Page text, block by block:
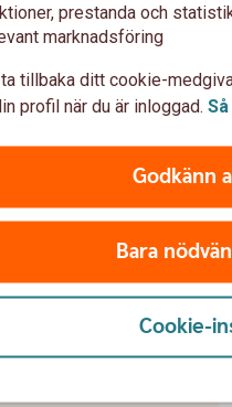
Eget företag
Är du på väg att
avveckla ditt
du att du får tid att
pensionen?
godkänna cookies för
prestanda och
marknadsföring
ta tillbaka ditt cookie-
profil när du är inloggad.
Godkänn
Bara
Cookie-